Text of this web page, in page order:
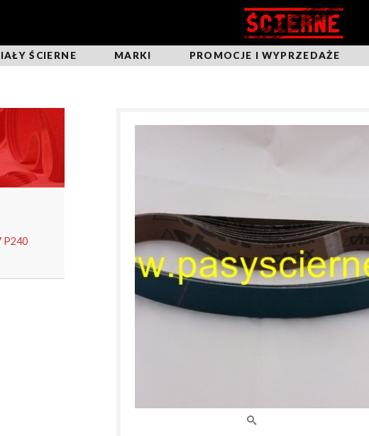
ŚCIERNE MARKI PROMOCJE I WYPRZEDAŻE
P240